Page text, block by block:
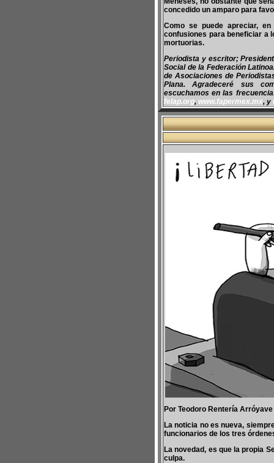
concedido un amparo para
Como se puede apreciar,
confusiones para beneficiar a
mortuorias.
Periodista y escritor;
Social de la Federación
de Asociaciones de
Plana. Agradeceré sus
escuchamos en las
felap.org, www.fapermex.mx, y
Por Teodoro Rentería Arróyave
La noticia no es nueva,
funcionarios de los tres
La novedad, es que la propia
culpa.